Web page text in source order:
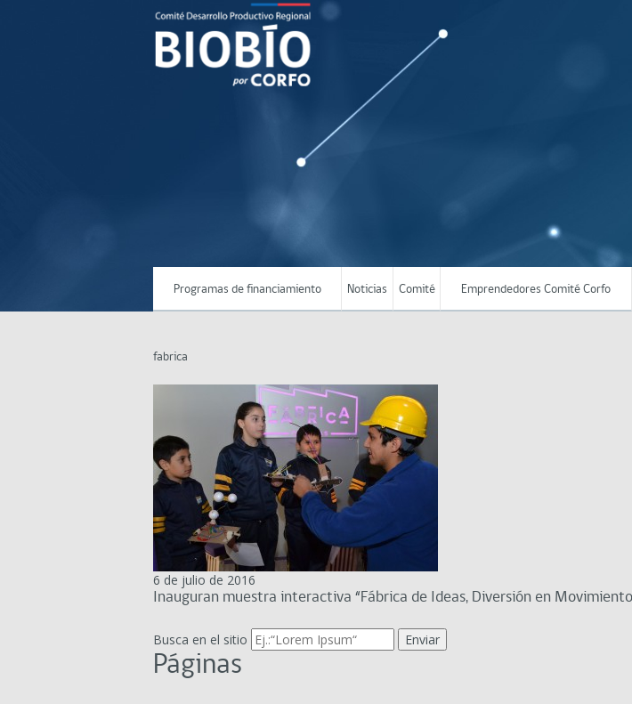
Programas de financiamiento Noticias Comité Emprendedores Comité Corfo
fabrica
6 de julio de 2016
Inauguran muestra interactiva “Fábrica de Ideas, Diversión en
Busca en el sitio
Páginas